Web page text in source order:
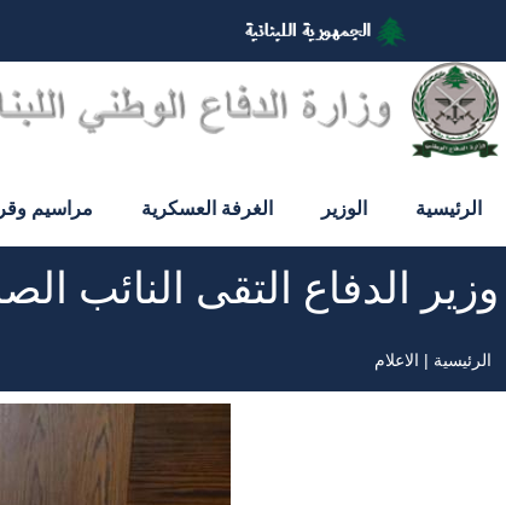
المحتوى
الرئيسي
الرئيسية الوزير الغرفة العسكرية مراسيم
وزير الدفاع التقى النائب
مسار
الرئيسية الاعلام